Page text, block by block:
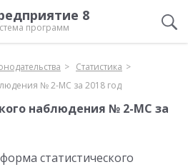
8
программ
Статистика
№ 2-МС за 2018 год
наблюдения № 2-МС за
статистического